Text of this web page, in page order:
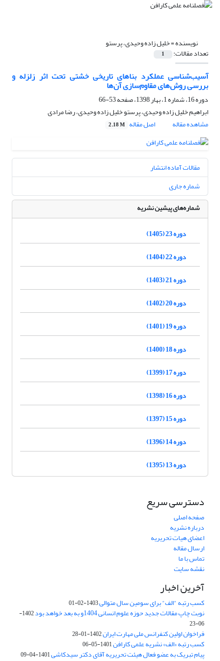
نویسنده =خلیل زاده وحیدی، پرستو
تعداد مقالات: 1
آسیب‌شناسی عملکرد بناهای تاریخی خشتی تحت اثر زلزله و
بررسی روش‌های مقاوم‌سازی آن‌ها
دوره 16، شماره 1، بهار 1398، صفحه
53-66
ابراهیم خلیل زاده وحیدی، پرستو خلیل زاده وحیدی، رضا مرادی
مشاهده مقاله
اصل مقاله 2.18 M
مقالات آماده انتشار
شماره جاری
شماره‌های پیشین نشریه
دوره 23 (1405)
دوره 22 (1404)
دوره 21 (1403)
دوره 20 (1402)
دوره 19 (1401)
دوره 18 (1400)
دوره 17 (1399)
دوره 16 (1398)
دوره 15 (1397)
دوره 14 (1396)
دوره 13 (1395)
دسترسی سریع
صفحه اصلی
درباره نشریه
اعضای هیات تحریریه
ارسال مقاله
تماس با ما
نقشه سایت
آخرین اخبار
کسب رتبه "الف" برای سومین سال متوالی1403-02-01
نوبت چاپ مقالات جدید حوزه علوم انسانی 1404و به بعد خواهد بود
1402-
06-23
فراخوان اولین کنفرانس ملی مهارت ایران1402-01-28
کسب رتبه «الف» نشریه علمی کارافن1401-05-06
پیام تبریک به عضو فعال هیئت تحریریه آقای دکتر سیدکاشی1401-04-09